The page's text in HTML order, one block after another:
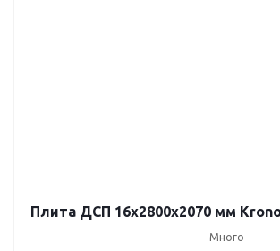
Плита ДСП 16x2800x2070 мм
Много